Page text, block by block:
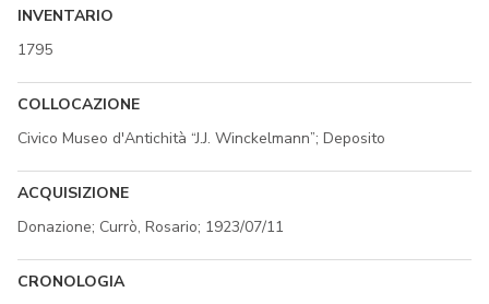
INVENTARIO
1795
COLLOCAZIONE
Civico Museo d'Antichità “J.J. Winckelmann”; Deposito
ACQUISIZIONE
Donazione; Currò, Rosario; 1923/07/11
CRONOLOGIA